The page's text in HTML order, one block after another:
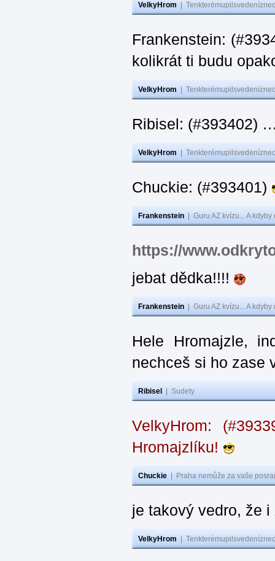
VelkyHrom
Frankenstein:
kolikrát ti budu
VelkyHrom
Ribisel: (#393402)
VelkyHrom
Chuckie: (#393401)
Frankenstein Guru AZ kvízu... A
https://
jebat dědka!!!!
Frankenstein Guru AZ kvízu... A
Hele Hromajzle,
nechceš si ho zase
Ribisel Sudety
VelkyHrom:
Hromajzlíku!
Chuckie Praha nemůže za vaše
je takový vedro, že
VelkyHrom